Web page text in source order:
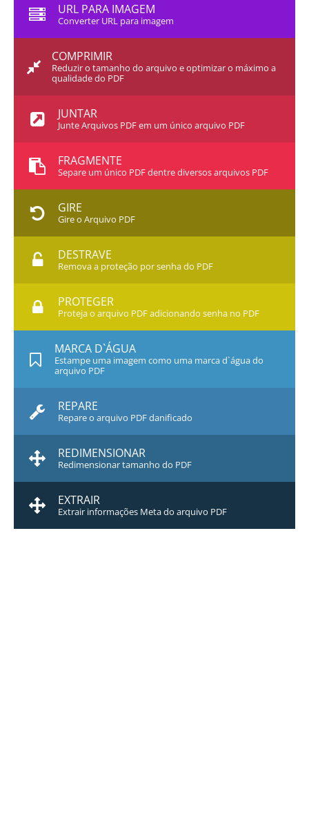
URL PARA IMAGEM
Converter URL para imagem
COMPRIMIR
Reduzir o tamanho do arquivo e optimizar o máximo a
qualidade do PDF
JUNTAR
Junte Arquivos PDF em um único arquivo PDF
FRAGMENTE
Separe um único PDF dentre diversos arquivos PDF
GIRE
Gire o Arquivo PDF
DESTRAVE
Remova a proteção por senha do PDF
PROTEGER
Proteja o arquivo PDF adicionando senha no PDF
MARCA D`ÁGUA
Estampe uma imagem como uma marca d`água do
arquivo PDF
REPARE
Repare o arquivo PDF danificado
REDIMENSIONAR
Redimensionar tamanho do PDF
EXTRAIR
Extrair informações Meta do arquivo PDF